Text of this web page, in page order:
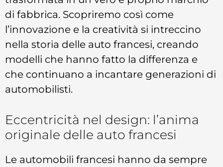
di fabbrica. Scopriremo così come
l’innovazione e la creatività si intreccino
nella storia delle auto francesi, creando
modelli che hanno fatto la differenza e
che continuano a incantare generazioni di
automobilisti.
Eccentricità nel design: l’anima
originale delle auto francesi
Le automobili francesi hanno da sempre